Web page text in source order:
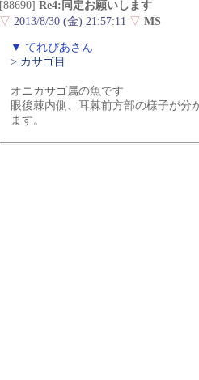
[88690] Re4:同定お願いします
▽ 2013/8/30 (金) 21:57:11 ▽ MS
▼ てれぴあさん
> カサゴ目
オニカサゴ属の魚です
眼後棘内側、耳棘前方部の様子が分
ます。